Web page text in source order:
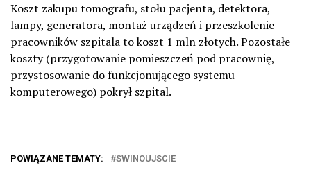
Koszt zakupu tomografu, stołu pacjenta, detektora,
lampy, generatora, montaż urządzeń i przeszkolenie
pracowników szpitala to koszt 1 mln złotych. Pozostałe
koszty (przygotowanie pomieszczeń pod pracownię,
przystosowanie do funkcjonującego systemu
komputerowego) pokrył szpital.
POWIĄZANE TEMATY: SWINOUJSCIE